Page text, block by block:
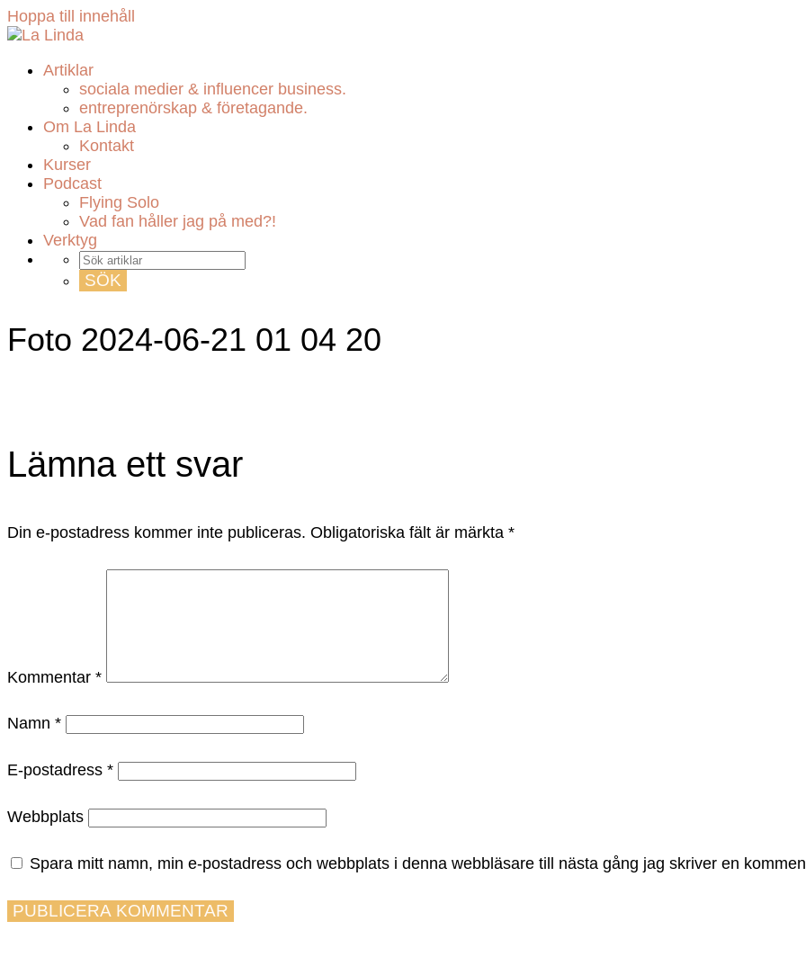
Hoppa till innehåll
Artiklar
sociala medier & influencer business.
entreprenörskap & företagande.
Om La Linda
Kontakt
Kurser
Podcast
Flying Solo
Vad fan håller jag på med?!
Verktyg
Foto 2024-06-21 01 04 20
Lämna ett svar
Din e-postadress kommer inte publiceras. Obligatoriska fält är märkta *
Kommentar *
Namn *
E-postadress *
Webbplats
Spara mitt namn, min e-postadress och webbplats i denna webbläsare till nästa gång jag skriver en